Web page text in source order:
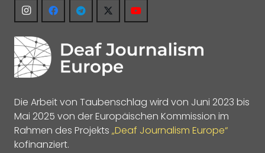
Die Arbeit von Taubenschlag wird von Juni 2023 bis
Mai 2025 von der Europäischen Kommission im
Rahmen des Projekts „Deaf Journalism Europe“
kofinanziert.